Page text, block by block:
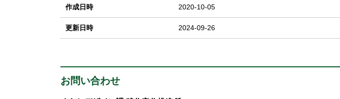
作成日時 2020-10-05
更新日時 2024-09-26
お問い合わせ